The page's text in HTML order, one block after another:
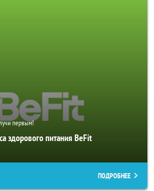
первым!
здорового питания BeFit
ПОДРОБНЕЕ